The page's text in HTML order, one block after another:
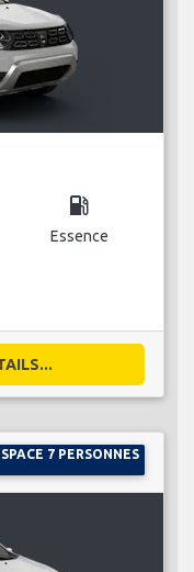
local_gas_station
Essence
7 PERSONNES